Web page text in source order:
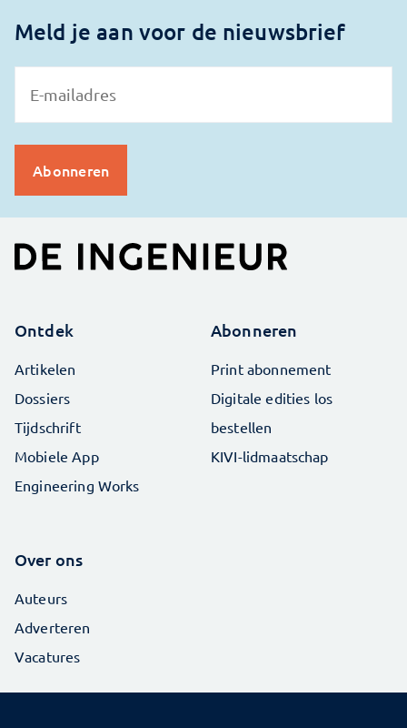
Meld je aan voor de nieuwsbrief
Ontdek
Artikelen
Dossiers
Tijdschrift
Mobiele App
Engineering Works
Abonneren
Print abonnement
Digitale edities los
bestellen
KIVI-lidmaatschap
Over ons
Auteurs
Adverteren
Vacatures